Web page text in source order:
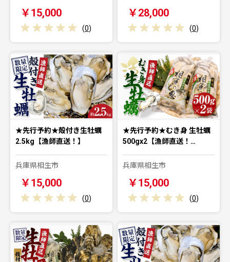
￥15,000
(0)
￥28,000
(0)
★先行予約★殻付き生牡蠣
2.5kg【漁師直送！】
兵庫県相生市
￥15,000
(0)
★先行予約★むき身 生牡蠣
500gx2【漁師直送！…
兵庫県相生市
￥15,000
(0)